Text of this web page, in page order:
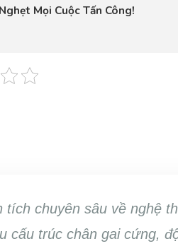
Mọi Cuộc Tấn Công!
chuyên sâu về nghệ
cấu trúc chân gai cứng,